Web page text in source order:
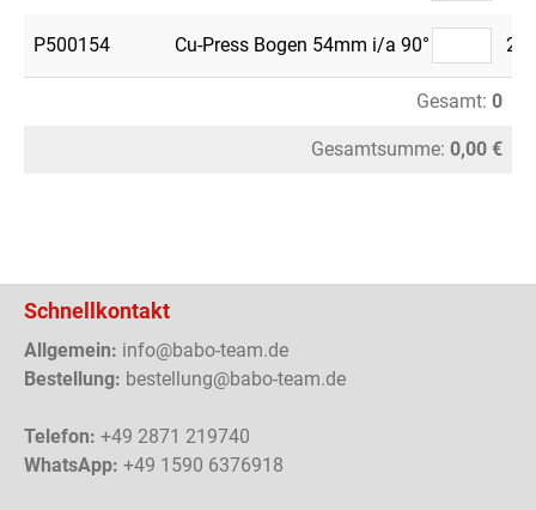
P500154 Cu-Press Bogen 54mm i/a 90° 2
Gesamt: 0
Gesamtsumme: 0,00 €
Schnellkontakt
Allgemein: info@babo-team.de
Bestellung: bestellung@babo-team.de
Telefon: +49 2871 219740
WhatsApp: +49 1590 6376918